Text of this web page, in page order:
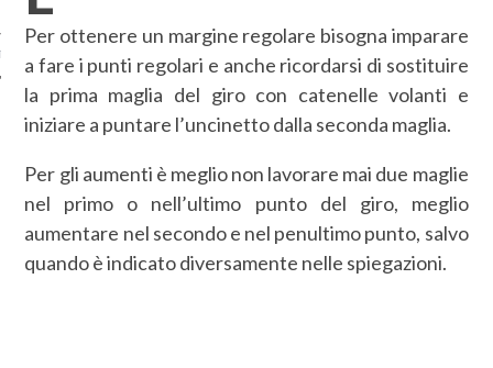
DI ACCESSO AI DATI
Per ottenere un margine regolare bisogna imparare
a fare i punti regolari e anche ricordarsi di sostituire
la prima maglia del giro con catenelle volanti e
iniziare a puntare l’uncinetto dalla seconda maglia.
Per gli aumenti è meglio non lavorare mai due maglie
nel primo o nell’ultimo punto del giro, meglio
aumentare nel secondo e nel penultimo punto, salvo
quando è indicato diversamente nelle spiegazioni.